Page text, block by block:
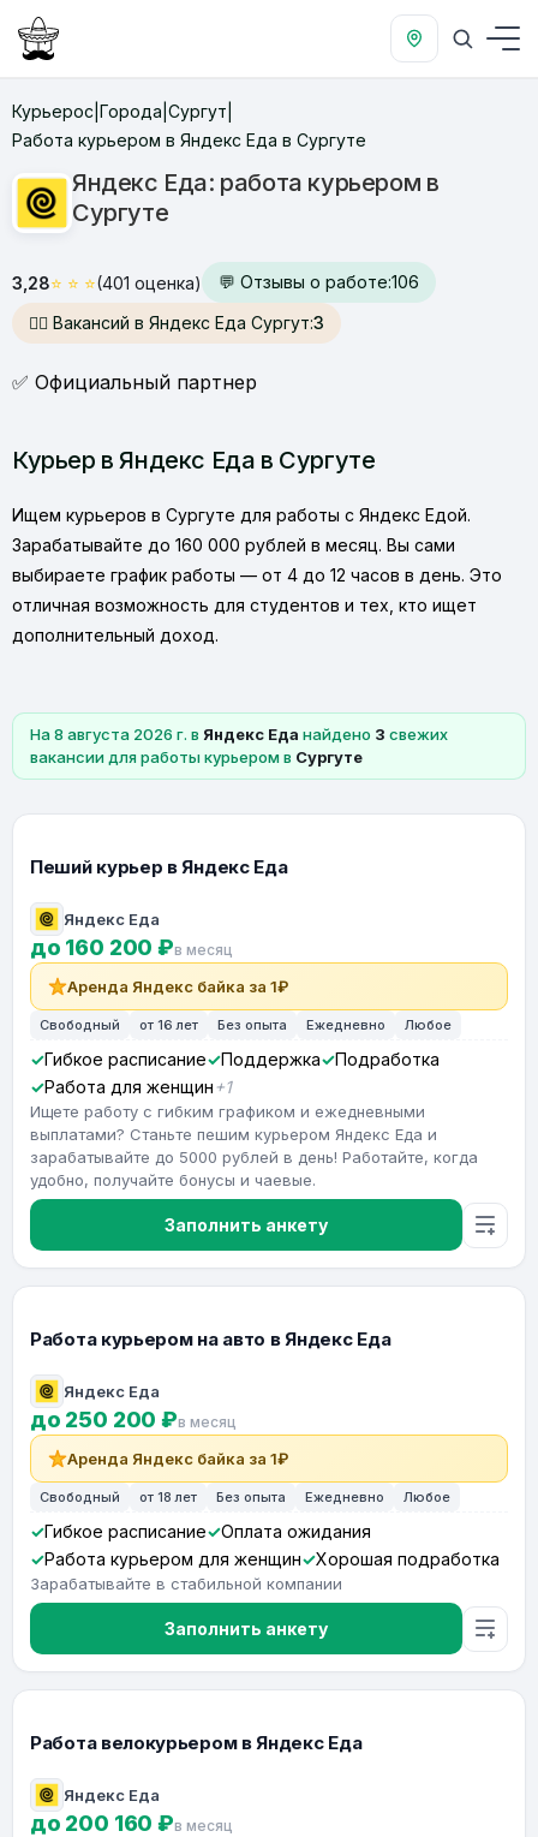
Курьерос Города Сургут
Работа курьером в Яндекс Еда в Сургуте
Яндекс Еда: работа курьером в
Сургуте
3,28⭐ ⭐ ⭐(401 оценка) 💬 Отзывы о работе:106
🙋‍♂️ Вакансий в Яндекс Еда Сургут:3
✅ Официальный партнер
Курьер в Яндекс Еда в Сургуте
Ищем курьеров в Сургуте для работы с Яндекс Едой.
Зарабатывайте до 160 000 рублей в месяц. Вы сами
выбираете график работы — от 4 до 12 часов в день. Это
отличная возможность для студентов и тех, кто ищет
дополнительный доход.
На 8 августа 2026 г. в Яндекс Еда найдено 3 свежих
вакансии для работы курьером в Сургуте
Пеший курьер в Яндекс Еда
Яндекс Еда
до 160 200 ₽в месяц
Аренда Яндекс байка за 1₽
Свободный от 16 лет Без опыта Ежедневно Любое
Гибкое расписание Поддержка
Подработка
Работа для женщин +1
Ищете работу с гибким графиком и ежедневными
выплатами? Станьте пешим курьером Яндекс Еда и
зарабатывайте до 5000 рублей в день! Работайте, когда
удобно, получайте бонусы и чаевые.
Заполнить анкету
Работа курьером на авто в Яндекс Еда
Яндекс Еда
до 250 200 ₽в месяц
Аренда Яндекс байка за 1₽
Свободный от 18 лет Без опыта Ежедневно Любое
Гибкое расписание
Оплата ожидания
Работа курьером для женщин
Хорошая подработка
Зарабатывайте в стабильной компании
Заполнить анкету
Работа велокурьером в Яндекс Еда
Яндекс Еда
до 200 160 ₽в месяц